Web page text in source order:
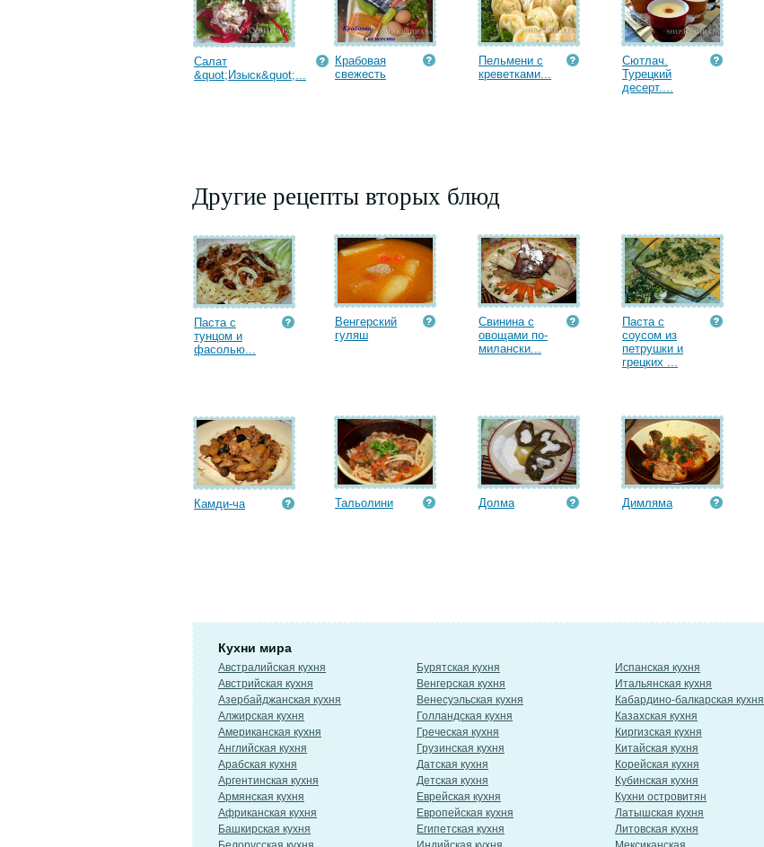
Салат
&quot;Изыск&quot;...
Крабовая
cвежесть
Пельмени с
креветками...
Сютлач.
Турецкий
десерт....
Другие рецепты вторых блюд
Паста с
тунцом и
фасолью...
Венгерский
гуляш
Свинина с
овощами по-
милански...
Паста с
соусом из
петрушки и
грецких ...
Камди-ча Тальолини Долма Димляма
Кухни мира
Австралийская кухня
Австрийская кухня
Азербайджанская кухня
Алжирская кухня
Американская кухня
Английская кухня
Арабская кухня
Аргентинская кухня
Армянская кухня
Африканская кухня
Башкирская кухня
Бурятская кухня
Венгерская кухня
Венесуэльская кухня
Голландская кухня
Греческая кухня
Грузинская кухня
Датская кухня
Детская кухня
Еврейская кухня
Европейская кухня
Египетская кухня
Испанская кухня
Итальянская кухня
Кабардино-балкарская кухня
Казахская кухня
Киргизская кухня
Китайская кухня
Корейская кухня
Кубинская кухня
Кухни островитян
Латышская кухня
Литовская кухня